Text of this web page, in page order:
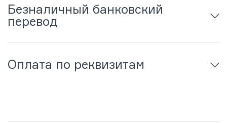
Безналичный банковский
перевод
Оплата по реквизитам